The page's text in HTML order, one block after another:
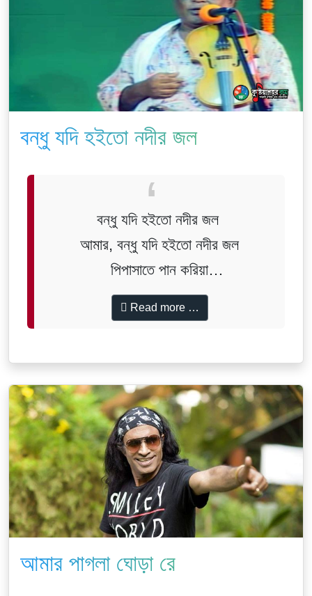
বন্ধু যদি হইতো নদীর জল
বন্ধু যদি হইতো নদীর জল
আমার, বন্ধু যদি হইতো নদীর জল
পিপাসাতে পান করিয়া
পুড়া প্রাণ করতাম শীতল।।
Read more …
আমার পাগলা ঘোড়া রে